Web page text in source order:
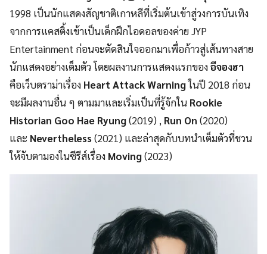
1998 เป็นนักแสดงสัญชาติเกาหลีที่เริ่มต้นเข้าสู่วงการบันเทิง
จากการแคสติ้งเข้าเป็นเด็กฝึกไอดอลของค่าย JYP
Entertainment ก่อนจะตัดสินใจออกมาเพื่อก้าวสู่เส้นทางสาย
นักแสดงอย่างเต็มตัว โดยผลงานการแสดงแรกของอีจองฮา
คือเว็บดราม่าเรื่อง Heart Attack Warningในปี 2018 ก่อน
จะมีผลงานอื่น ๆ ตามมาและเริ่มเป็นที่รู้จักใน Rookie
Historian Goo Hae Ryung(2019) , Run On (2020)
และ Nevertheless(2021) และล่าสุดกับบทนำเต็มตัวที่ชวน
ให้จับตามองในซีรีส์เรื่อง Moving(2023)